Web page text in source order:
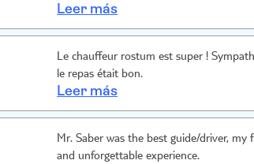
poussait vraiment à le faire. On nous a
difficile de dire non. C'était 30 euros en
Leer más
Le chauffeur rostum est super !
le repas était bon.
Leer más
Mr. Saber was the best guide/driver,
and unforgettable experience.